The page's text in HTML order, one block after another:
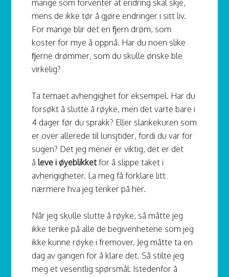
mange som forventer at endring skal skje,
mens de ikke tør å gjøre endringer i sitt liv.
For mange blir det en fjern drøm, som
koster for mye å oppnå. Har du noen slike
fjerne drømmer, som du skulle ønske ble
virkelig?
Ta temaet avhengighet for eksempel. Har du
forsøkt å slutte å røyke, men det varte bare i
4 dager før du sprakk? Eller slankekuren som
er over allerede til lunsjtider, fordi du var for
sugen? Det jeg mener er viktig, det er det
åleve i øyeblikketfor å slippe taket i
avhengigheter. La meg få forklare litt
nærmere hva jeg tenker på her.
Når jeg skulle slutte å røyke, så måtte jeg
ikke tenke på alle de begivenhetene som jeg
ikke kunne røyke i fremover. Jeg måtte ta en
dag av gangen for å klare det. Så stilte jeg
meg et vesentlig spørsmål: Istedenfor å